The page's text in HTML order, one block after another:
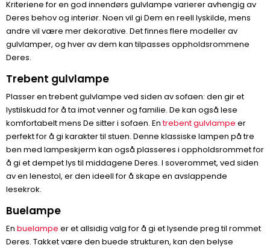
Kriteriene for en god innendørs gulvlampe varierer avhengig av
Deres behov og interiør. Noen vil gi Dem en reell lyskilde, mens
andre vil være mer dekorative. Det finnes flere modeller av
gulvlamper, og hver av dem kan tilpasses oppholdsrommene
Deres.
Trebent gulvlampe
Plasser en trebent gulvlampe ved siden av sofaen: den gir et
lystilskudd for å ta imot venner og familie. De kan også lese
komfortabelt mens De sitter i sofaen. Entrebent gulvlampe er
perfekt for å gi karakter til stuen. Denne klassiske lampen på tre
ben med lampeskjerm kan også plasseres i oppholdsrommet for
å gi et dempet lys til middagene Deres. I soverommet, ved siden
av en lenestol, er den ideell for å skape en avslappende
lesekrok.
Buelampe
En buelampe er et allsidig valg for å gi et lysende preg til rommet
Deres. Takket være den buede strukturen, kan den belyse